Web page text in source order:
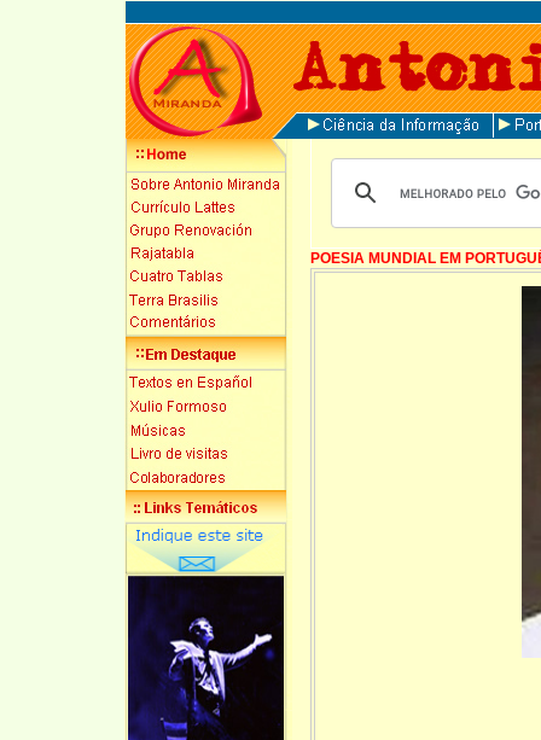
POESIA MUNDIAL EM